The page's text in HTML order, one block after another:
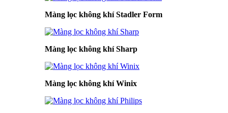
Màng lọc không khí Stadler Form
Màng lọc không khí Sharp
Màng lọc không khí Winix